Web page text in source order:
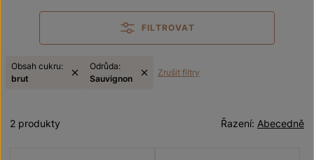
FILTROVAT
Obsah cukru:
brut
Odrůda:
Sauvignon
Zrušit filtry
Abecedně
Řazení:
2 produkty